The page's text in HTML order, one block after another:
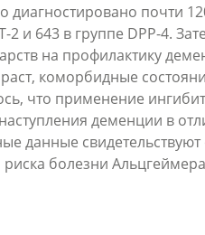
диагностировано почти
2 и 643 в группе DPP-4.
на профилактику
коморбидные
что применение
деменции в
данные
болезни Альцгеймера